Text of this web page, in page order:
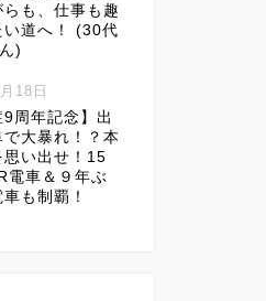
も、仕事も趣
い道へ！ (30代
)
18日
9周年記念】出
大暴れ！？本
思い出せ！15
電車＆９年ぶ
も制覇！